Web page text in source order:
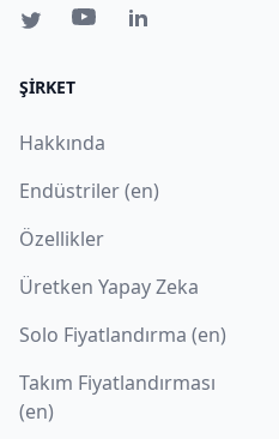
ŞIRKET
Hakkında
Endüstriler (en)
Özellikler
Üretken Yapay Zeka
Solo Fiyatlandırma (en)
Takım Fiyatlandırması
(en)